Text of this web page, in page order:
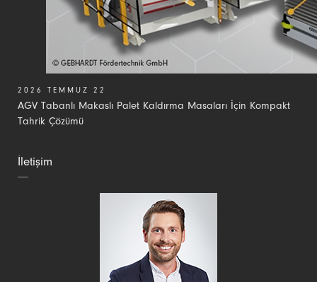
AGV Tabanlı Makaslı Palet Kaldırma Masaları İçin Kompakt
Tahrik Çözümü
2026 TEMMUZ 22
İletişim